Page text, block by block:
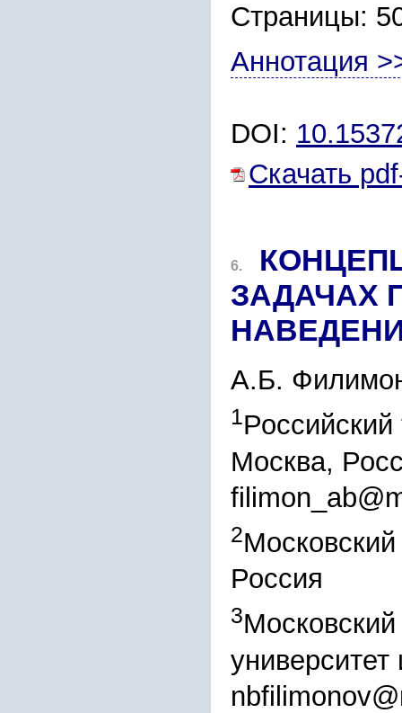
Страницы:
Аннотация
DOI:
Скачать
6.
ЗАДАЧАХ
А.Б.
1Российский
Москва,
2
Россия
3Московский